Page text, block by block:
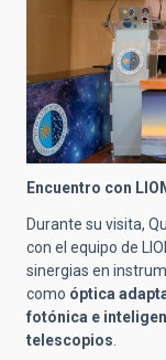
Encuentro con
Durante su visita,
con el equipo de
sinergias en
como óptica
fotónica e
telescopios